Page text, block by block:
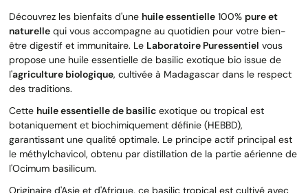
Découvrez les bienfaits d'une huile essentielle 100% pure et
naturelle qui vous accompagne au quotidien pour votre bien-
être digestif et immunitaire. Le Laboratoire Puressentiel vous
propose une huile essentielle de basilic exotique bio issue de
l'agriculture biologique, cultivée à Madagascar dans le respect
des traditions.
Cette huile essentielle de basilic exotique ou tropical est
botaniquement et biochimiquement définie (HEBBD),
garantissant une qualité optimale. Le principe actif principal est
le méthylchavicol, obtenu par distillation de la partie aérienne de
l'Ocimum basilicum.